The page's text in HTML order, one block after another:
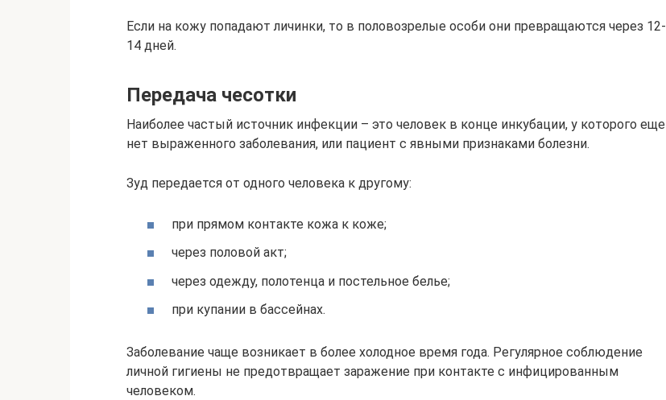
Если на кожу попадают личинки, то в половозрелые особи они превращаются через 12-
14 дней.
Передача чесотки
Наиболее частый источник инфекции – это человек в конце инкубации, у которого еще
нет выраженного заболевания, или пациент с явными признаками болезни.
Зуд передается от одного человека к другому:
при прямом контакте кожа к коже;
через половой акт;
через одежду, полотенца и постельное белье;
при купании в бассейнах.
Заболевание чаще возникает в более холодное время года. Регулярное соблюдение
личной гигиены не предотвращает заражение при контакте с инфицированным
человеком.